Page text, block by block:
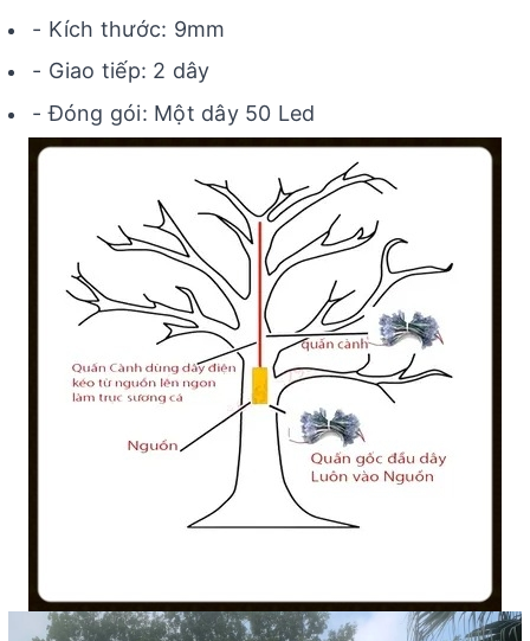
- Kích thước: 9mm
- Giao tiếp: 2 dây
- Đóng gói: Một dây 50 Led